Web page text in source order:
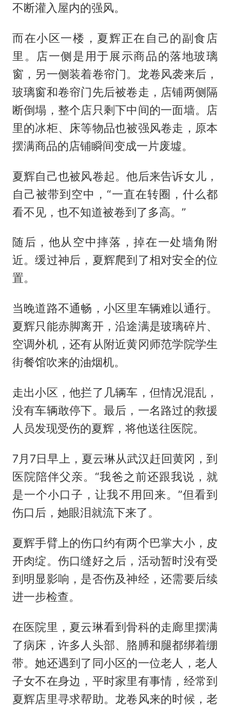
不断灌入屋内的强风。
而在小区一楼，夏辉正在自己的副食店
里。店一侧是用于展示商品的落地玻璃
窗，另一侧装着卷帘门。龙卷风袭来后，
玻璃窗和卷帘门先后被卷走，店铺两侧隔
断倒塌，整个店只剩下中间的一面墙。店
里的冰柜、床等物品也被强风卷走，原本
摆满商品的店铺瞬间变成一片废墟。
夏辉自己也被风卷起。他后来告诉女儿，
自己被带到空中，“一直在转圈，什么都
看不见，也不知道被卷到了多高。”
随后，他从空中摔落，掉在一处墙角附
近。缓过神后，夏辉爬到了相对安全的位
置。
当晚道路不通畅，小区里车辆难以通行。
夏辉只能赤脚离开，沿途满是玻璃碎片、
空调外机，还有从附近黄冈师范学院学生
街餐馆吹来的油烟机。
走出小区，他拦了几辆车，但情况混乱，
没有车辆敢停下。最后，一名路过的救援
人员发现受伤的夏辉，将他送往医院。
7月7日早上，夏云琳从武汉赶回黄冈，到
医院陪伴父亲。“我爸之前还跟我说，就
是一个小口子，让我不用回来。”但看到
伤口后，她眼泪就流下来了。
夏辉手臂上的伤口约有两个巴掌大小，皮
开肉绽。伤口缝好之后，活动暂时没有受
到明显影响，是否伤及神经，还需要后续
进一步检查。
在医院里，夏云琳看到骨科的走廊里摆满
了病床，许多人头部、胳膊和腿都绑着绷
带。她还遇到了同小区的一位老人，老人
子女不在身边，平时家里有事情，经常到
夏辉店里寻求帮助。龙卷风来的时候，老